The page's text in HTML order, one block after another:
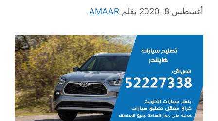
أغسطس 8, 2020 بقلم AMAAR